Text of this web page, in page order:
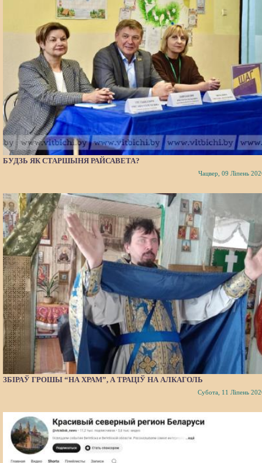
БУДЗЬ ЯК СТАРШЫНЯ РАЙСАВЕТА?
Чацвер, 09 Ліпень
ЗБІРАЎ ГРОШЫ “НА ХРАМ”, А ТРАЦІЎ НА АЛКАГОЛЬ
Субота, 11 Ліпень